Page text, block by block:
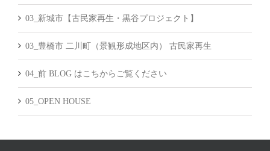
03_新城市【古民家再生・黒谷プロジェクト】
03_豊橋市 二川町（景観形成地区内） 古民家再生
04_前 BLOG はこちからご覧ください
05_OPEN HOUSE